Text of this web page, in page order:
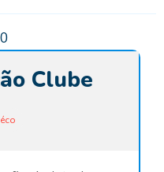
Clube